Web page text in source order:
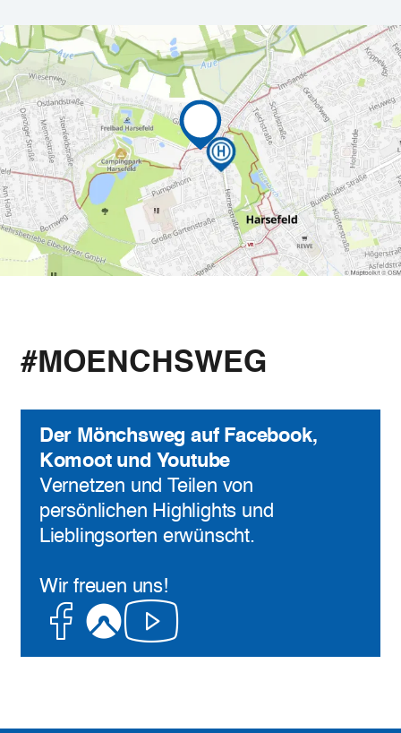
#MOENCHSWEG
Der Mönchsweg auf Facebook,
Komoot und Youtube
Vernetzen und Teilen von
persönlichen Highlights und
Lieblingsorten erwünscht.
Wir freuen uns!
Facebook
KomootYoutube